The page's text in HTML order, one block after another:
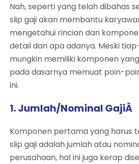
Nah, seperti yang telah dibahas
slip gaji akan membantu
mengetahui rincian dan
detail dan apa adanya. Meski
mungkin memiliki komponen
pada dasarnya memuat poin-
ini.
1. Jumlah/Nominal GajiÂ
Komponen pertama yang harus
slip gaji adalah jumlah atau
perusahaan, hal ini juga kerap